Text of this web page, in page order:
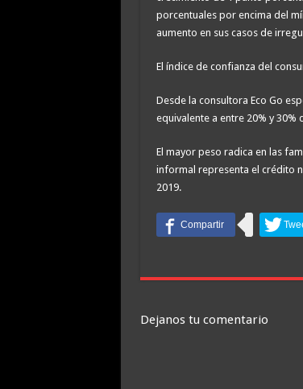
porcentuales por encima del
aumento en sus casos de
El índice de confianza del
Desde la consultora Eco Go
equivalente a entre 20% y 30%
El mayor peso radica en las
informal representa el crédito
2019.
Dejanos tu comentario